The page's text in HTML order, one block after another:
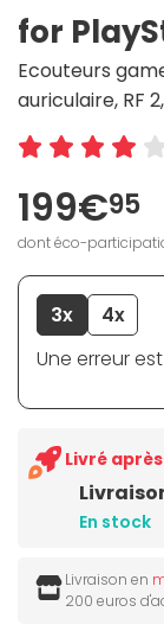
for
Ecouteurs
auriculaire, RF
199€95
dont éco-
3x
4x
Une erreur
En stock
Livré
Livraison en
200 euros